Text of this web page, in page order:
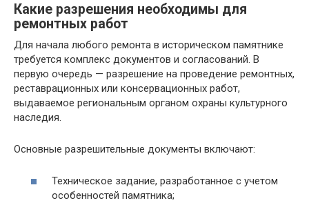
Какие разрешения необходимы для
ремонтных работ
Для начала любого ремонта в историческом памятнике
требуется комплекс документов и согласований. В
первую очередь — разрешение на проведение ремонтных,
реставрационных или консервационных работ,
выдаваемое региональным органом охраны культурного
наследия.
Основные разрешительные документы включают:
Техническое задание, разработанное с учетом
особенностей памятника;